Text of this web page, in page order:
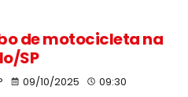
de motocicleta na
SP
09/10/2025 09:30